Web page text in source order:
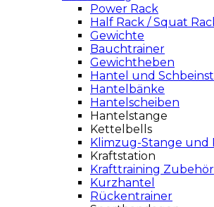
Power Rack
Half Rack / Squat
Gewichte
Bauchtrainer
Gewichtheben
Hantel und
Hantelbänke
Hantelscheiben
Hantelstange
Kettelbells
Klimzug-Stange und
Kraftstation
Krafttraining Zubehör
Kurzhantel
Rückentrainer